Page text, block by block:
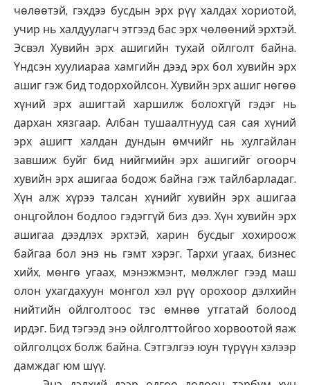
чөлөөтэй, гэхдээ бусдын эрх рүү халдах хориотой,
учир нь халдуулагч этгээд бас эрх чөлөөний эрхтэй.
Эсвэл Хувийн эрх ашигийн тухай ойлголт байна.
Үндсэн хуулиараа хамгийн дээд эрх бол хувийн эрх
ашиг гэж бид тодорхойлсон. Хувийн эрх ашиг нөгөө
хүний эрх ашигтай харшилж болохгүй гэдэг нь
дархан хязгаар. Албан тушаалтнууд сая сая хүний
эрх ашигт халдан дундын өмчийг нь хулгайлан
завшиж буйг бид нийгмийн эрх ашигийг огоорч
хувийн эрх ашигаа бодож байна гэж тайлбарладаг.
Хүн алж хүрээ талсан хүнийг хувийн эрх ашигаа
онцгойлон бодлоо гэдэггүй биз дээ. Хүн хувийн эрх
ашигаа дээдлэх эрхтэй, харин бусдыг хохироож
байгаа бол энэ нь гэмт хэрэг. Тархи угаах, бизнес
хийх, мөнгө угаах, мэнэжмэнт, мөлжлөг гээд маш
олон ухагдахуун монгол хэл рүү орохоор дэлхийн
нийтийн ойлголтоос тэс өмнөө утгатай болоод
ирдэг. Бид тэгээд энэ ойлголттойгоо хорвоотой яаж
ойлголцох болж байна. Сэтгэлгээ юун түрүүн хэлээр
дамждаг юм шүү.